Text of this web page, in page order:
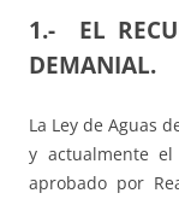
1.- EL
DEMANIAL.
La Ley de Aguas
y actualmente
aprobado por